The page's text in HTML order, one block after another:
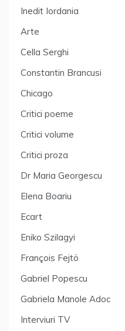
Inedit Iordania
Arte
Cella Serghi
Constantin Brancusi
Chicago
Critici poeme
Critici volume
Critici proza
Dr Maria Georgescu
Elena Boariu
Ecart
Eniko Szilagyi
François Fejtö
Gabriel Popescu
Gabriela Manole Adoc
Interviuri TV